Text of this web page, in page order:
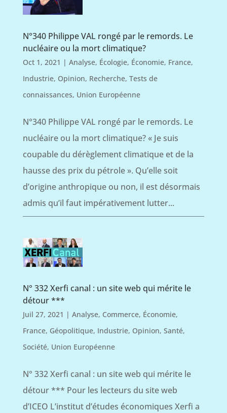
N°340 Philippe VAL rongé par le remords. Le
nucléaire ou la mort climatique?
Oct 1, 2021 | Analyse, Écologie, Économie, France,
Industrie, Opinion, Recherche, Tests de
connaissances, Union Européenne
N°340 Philippe VAL rongé par le remords. Le
nucléaire ou la mort climatique? « Je suis
coupable du dérèglement climatique et de la
hausse des prix du pétrole ». Qu’elle soit
d’origine anthropique ou non, il est désormais
admis qu’il faut impérativement lutter...
N° 332 Xerfi canal : un site web qui mérite le
détour ***
Juil 27, 2021 | Analyse, Commerce, Économie,
France, Géopolitique, Industrie, Opinion, Santé,
Société, Union Européenne
N° 332 Xerfi canal : un site web qui mérite le
détour *** Pour les lecteurs du site web
d’ICEO L’institut d’études économiques Xerfi a